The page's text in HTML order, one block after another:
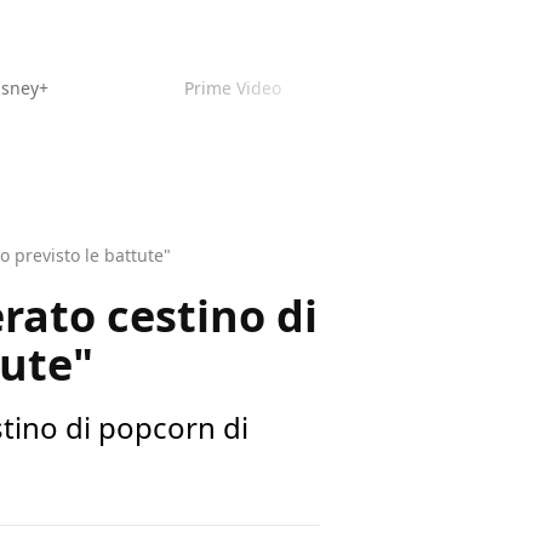
Prime Video
previsto le battute"
cestino di
di popcorn di